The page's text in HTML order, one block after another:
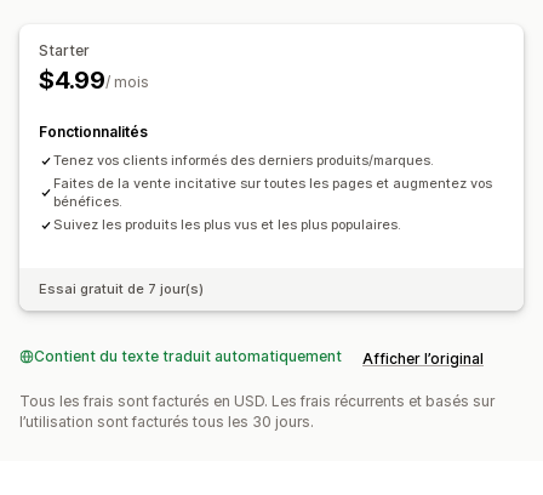
Analyses de données
Taux de conversion
Starter
$4.99/ mois
Fonctionnalités
Tenez vos clients informés des derniers produits/marques.
Faites de la vente incitative sur toutes les pages et augmentez vos
bénéfices.
Suivez les produits les plus vus et les plus populaires.
Essai gratuit de 7 jour(s)
Contient du texte traduit automatiquement Afficher l’original
Tous les frais sont facturés en USD. Les frais récurrents et basés sur
l’utilisation sont facturés tous les 30 jours.